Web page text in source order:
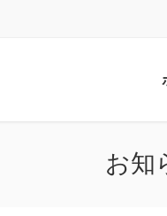
お知